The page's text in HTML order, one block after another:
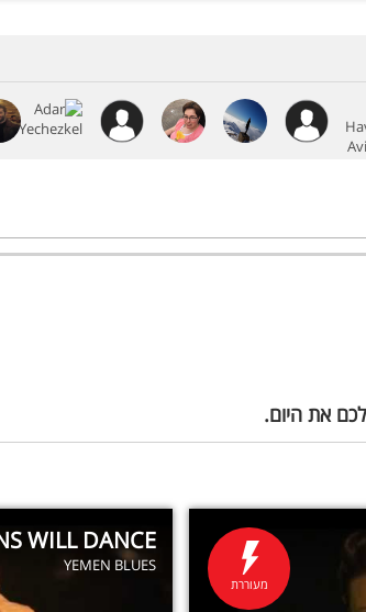
את היום.
מעוררת
WILL DANCE
YEMEN BLUES